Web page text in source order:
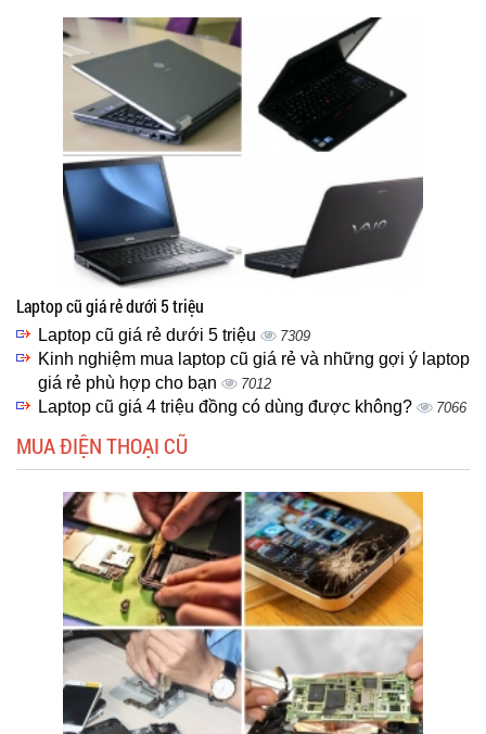
Laptop cũ giá rẻ dưới 5 triệu
Laptop cũ giá rẻ dưới 5 triệu 7309
Kinh nghiệm mua laptop cũ giá rẻ và những gợi ý laptop
giá rẻ phù hợp cho bạn
7012
Laptop cũ giá 4 triệu đồng có dùng được không? 7066
MUA ĐIỆN THOẠI CŨ